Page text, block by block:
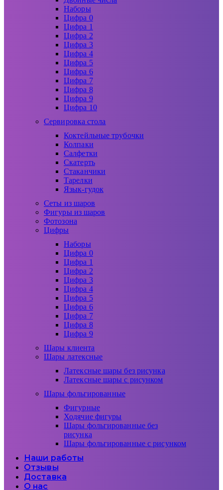
Наборы
Цифра 0
Цифра 1
Цифра 2
Цифра 3
Цифра 4
Цифра 5
Цифра 6
Цифра 7
Цифра 8
Цифра 9
Цифра 10
Сервировка стола
Коктейльные трубочки
Колпаки
Салфетки
Скатерть
Стаканчики
Тарелки
Язык-гудок
Сеты из шаров
Фигуры из шаров
Фотозона
Цифры
Наборы
Цифра 0
Цифра 1
Цифра 2
Цифра 3
Цифра 4
Цифра 5
Цифра 6
Цифра 7
Цифра 8
Цифра 9
Шары клиента
Шары латексные
Латексные шары без рисунка
Латексные шары с рисунком
Шары фольгированные
Фигурные
Ходячие фигуры
Шары фольгированные без
рисунка
Шары фольгированные с рисунком
Наши работы
Отзывы
Доставка
О нас